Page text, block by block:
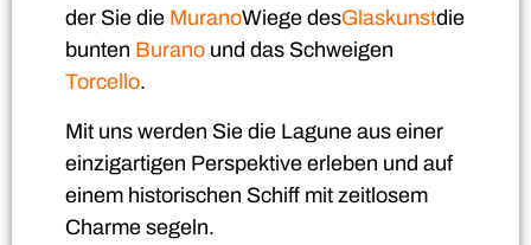
der Sie die MuranoWiege desGlaskunstdie
bunten Burano und das Schweigen
Torcello.
Mit uns werden Sie die Lagune aus einer
einzigartigen Perspektive erleben und auf
einem historischen Schiff mit zeitlosem
Charme segeln.